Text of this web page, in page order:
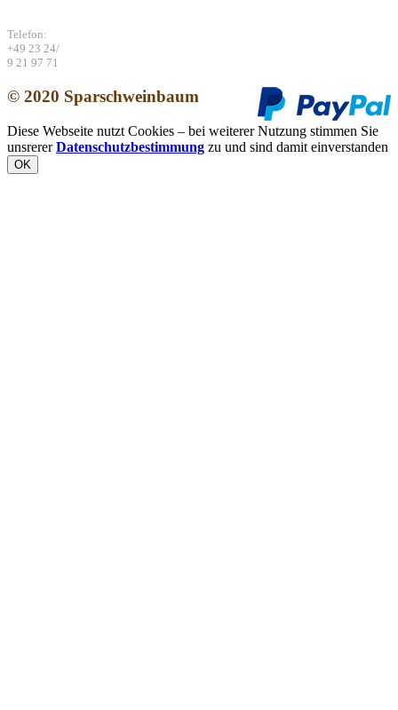
Telefon:
+49 23 24/
9 21 97 71
© 2020 Sparschweinbaum
Diese Webseite nutzt Cookies – bei weiterer Nutzung stimmen Sie
unsrererDatenschutzbestimmung zu und sind damit einverstanden
OK